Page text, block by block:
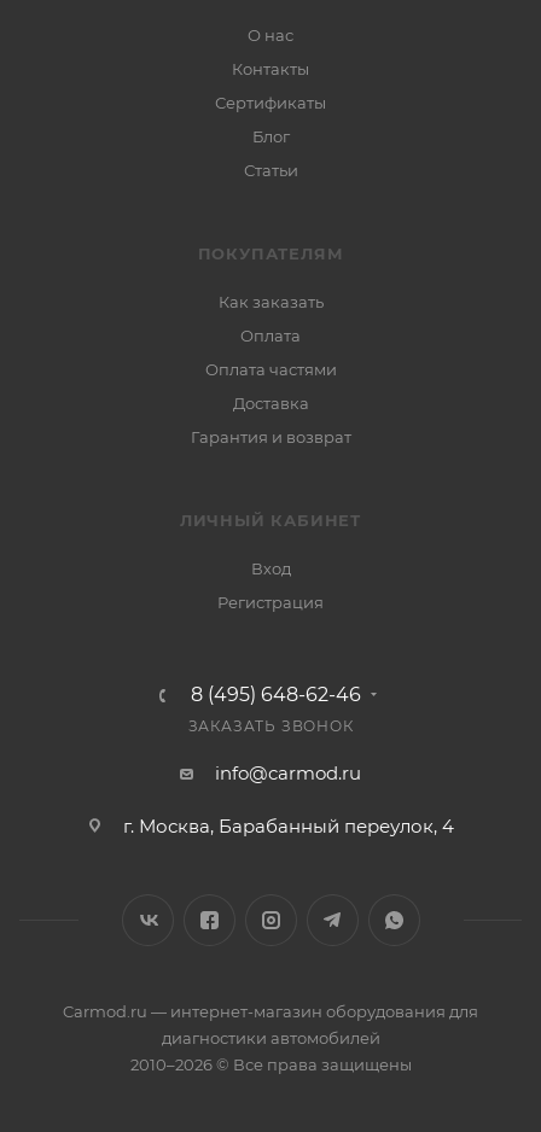
О нас
Контакты
Сертификаты
Блог
Статьи
ПОКУПАТЕЛЯМ
Как заказать
Оплата
Оплата частями
Доставка
Гарантия и возврат
ЛИЧНЫЙ КАБИНЕТ
Вход
Регистрация
8 (495) 648-62-46
ЗАКАЗАТЬ ЗВОНОК
info@carmod.ru
г. Москва, Барабанный переулок, 4
Carmod.ru — интернет-магазин оборудования для
диагностики автомобилей
2010–2026 © Все права защищены